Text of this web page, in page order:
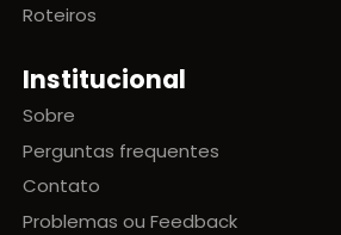
Roteiros
Institucional
Sobre
Perguntas frequentes
Contato
Problemas ou Feedback